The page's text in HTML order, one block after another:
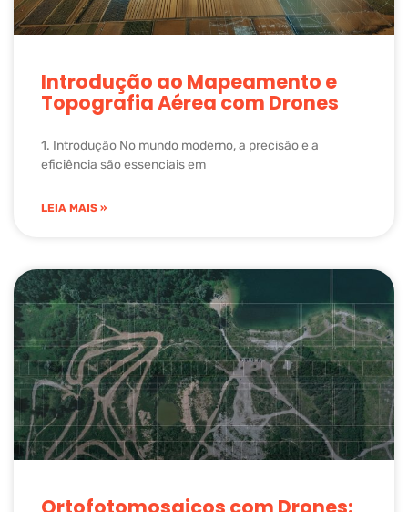
Introdução ao Mapeamento e
Topografia Aérea com Drones
1. Introdução No mundo moderno, a precisão e a
eficiência são essenciais em
LEIA MAIS »